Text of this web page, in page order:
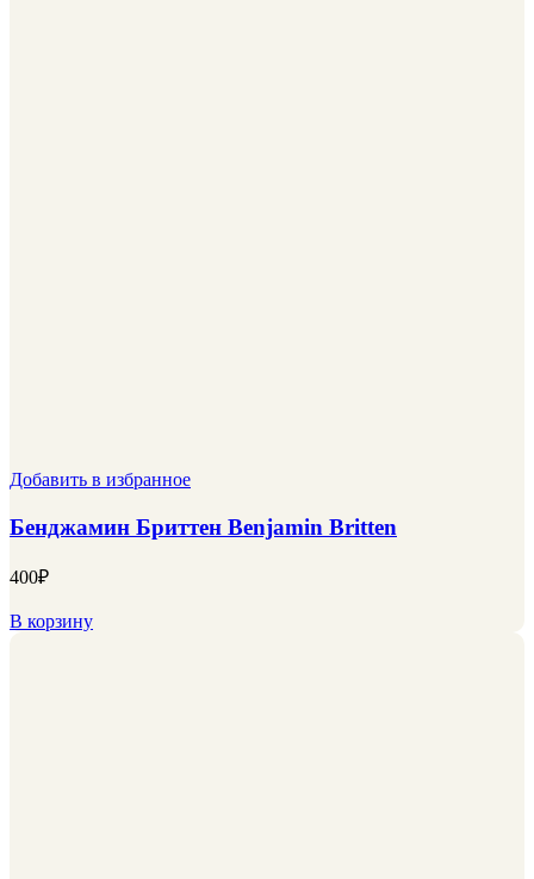
Добавить в избранное
Бенджамин Бриттен Benjamin Britten
400₽
В корзину